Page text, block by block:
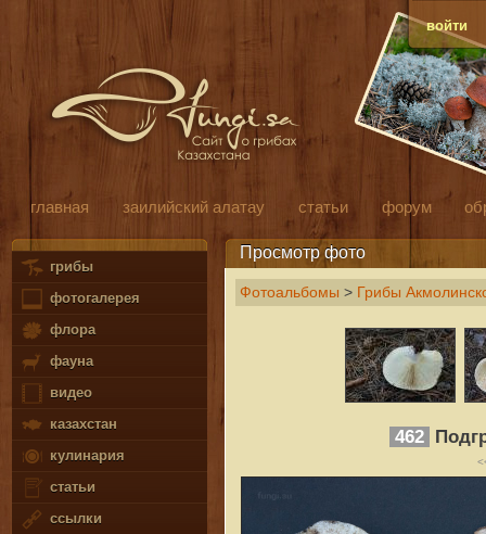
войти
главная заилийский алатау статьи форум
грибы
фотогалерея
флора
фауна
видео
казахстан
кулинария
статьи
ссылки
Просмотр фото
Фотоальбомы > Грибы
462